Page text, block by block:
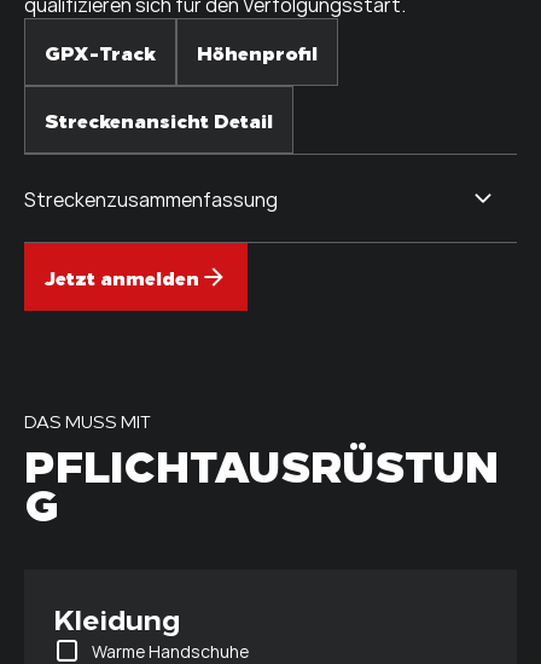
GPX-Track Höhenprofil
Streckenansicht Detail
Streckenzusammenfassung
Jetzt anmelden
DAS MUSS MIT
PFLICHTAUSRÜSTUN
G
Kleidung
Warme Handschuhe